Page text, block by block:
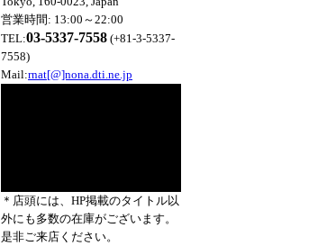
営業時間: 13:00～22:00
TEL:03-5337-7558 (+81-3-5337-
7558)
Mail:rnat[@]nona.dti.ne.jp
＊店頭には、HP掲載のタイトル以
外にも多数の在庫がございます。
是非ご来店ください。